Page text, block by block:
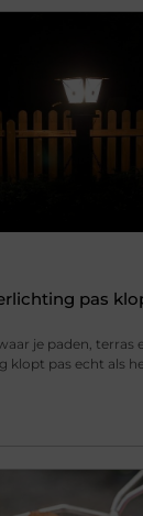
pas
je paden, terras
klopt pas echt als